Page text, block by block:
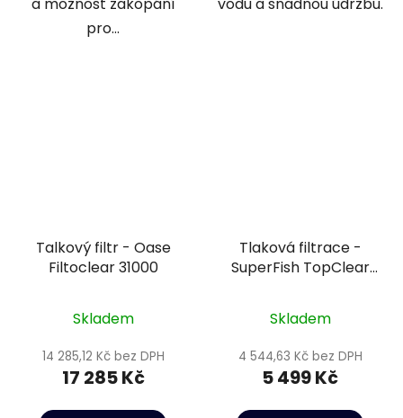
pro...
Talkový filtr - Oase
Filtoclear 31000
Skladem
14 285,12 Kč bez DPH
17 285 Kč
Tlaková filtrace -
SuperFish TopClear
Skladem
4 544,63 Kč bez DPH
5 499 Kč